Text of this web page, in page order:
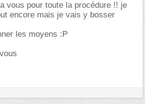
vous pour toute la procédure !! je
encore mais je vais y bosser
les moyens :P